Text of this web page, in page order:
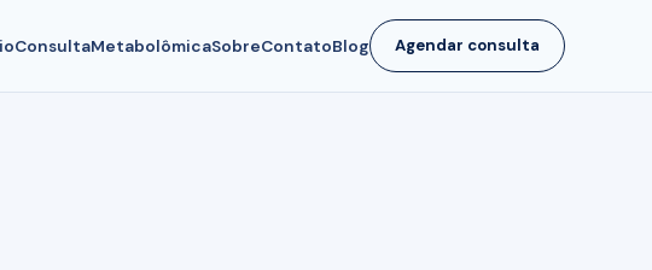
ConsultaMetabolômicaSobreContatoBlog Agendar consulta